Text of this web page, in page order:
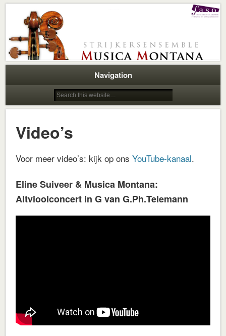
Musica Montana
Strijkersensemble
Navigation
Video’s
Voor meer video’s: kijk op onsYouTube-kanaal.
Eline Suiveer & Musica Montana:
Altvioolconcert in G van G.Ph.Telemann